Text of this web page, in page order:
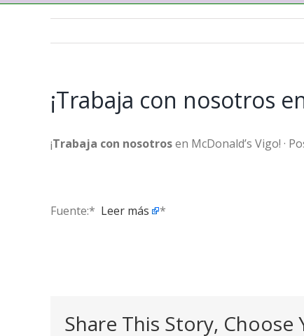
¡Trabaja con nosotros
¡Trabaja con nosotrosen McDonald’s Vigo! ·
Fuente:* ​ Leer más *
Share This Story,